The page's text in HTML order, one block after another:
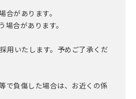
があります。
合があります。
用いたします。予めご了承くだ
で負傷した場合は、お近くの係